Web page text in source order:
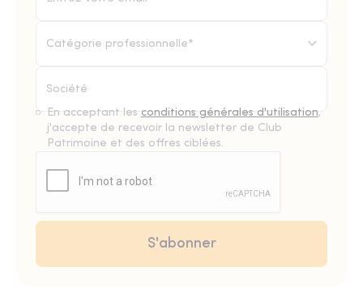
Catégorie professionnelle*
En acceptant les conditions générales d'utilisation,
j'accepte de recevoir la newsletter de Club
Patrimoine et des offres ciblées.